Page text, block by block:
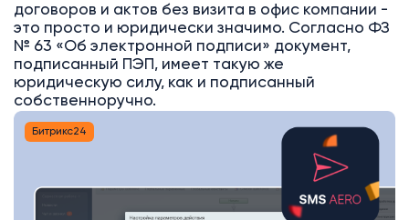
договоров и актов без визита в офис компании -
это просто и юридически значимо. Согласно ФЗ
№ 63 «Об электронной подписи» документ,
подписанный ПЭП, имеет такую же
юридическую силу, как и подписанный
собственноручно.
Битрикс24